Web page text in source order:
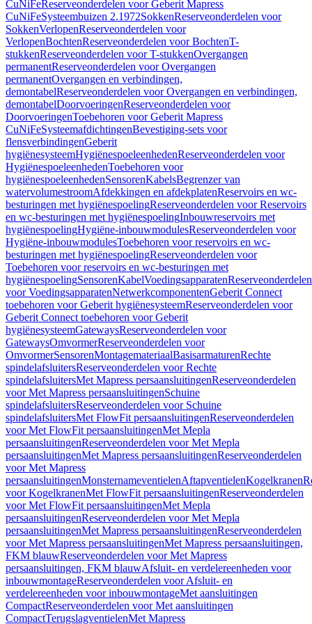
CuNiFeReserveonderdelen voor Geberit Mapress
CuNiFeSysteembuizen 2.1972SokkenReserveonderdelen voor
SokkenVerlopenReserveonderdelen voor
VerlopenBochtenReserveonderdelen voor BochtenT-
stukkenReserveonderdelen voor T-stukkenOvergangen
permanentReserveonderdelen voor Overgangen
permanentOvergangen en verbindingen,
demontabelReserveonderdelen voor Overgangen en verbindingen,
demontabelDoorvoeringenReserveonderdelen voor
DoorvoeringenToebehoren voor Geberit Mapress
CuNiFeSysteemafdichtingenBevestiging-sets voor
flensverbindingenGeberit
hygiënesysteemHygiënespoeleenhedenReserveonderdelen voor
HygiënespoeleenhedenToebehoren voor
hygiënespoeleenhedenSensorenKabelsBegrenzer van
watervolumestroomAfdekkingen en afdekplatenReservoirs en wc-
besturingen met hygiënespoelingReserveonderdelen voor Reservoirs
en wc-besturingen met hygiënespoelingInbouwreservoirs met
hygiënespoelingHygiëne-inbouwmodulesReserveonderdelen voor
Hygiëne-inbouwmodulesToebehoren voor reservoirs en wc-
besturingen met hygiënespoelingReserveonderdelen voor
Toebehoren voor reservoirs en wc-besturingen met
hygiënespoelingSensorenKabelVoedingsapparatenReserveonderdelen
voor VoedingsapparatenNetwerkcomponentenGeberit Connect
toebehoren voor Geberit hygiënesysteemReserveonderdelen voor
Geberit Connect toebehoren voor Geberit
hygiënesysteemGatewaysReserveonderdelen voor
GatewaysOmvormerReserveonderdelen voor
OmvormerSensorenMontagemateriaalBasisarmaturenRechte
spindelafsluitersReserveonderdelen voor Rechte
spindelafsluitersMet Mapress persaansluitingenReserveonderdelen
voor Met Mapress persaansluitingenSchuine
spindelafsluitersReserveonderdelen voor Schuine
spindelafsluitersMet FlowFit persaansluitingenReserveonderdelen
voor Met FlowFit persaansluitingenMet Mepla
persaansluitingenReserveonderdelen voor Met Mepla
persaansluitingenMet Mapress persaansluitingenReserveonderdelen
voor Met Mapress
persaansluitingenMonsternameventielenAftapventielenKogelkranen
voor KogelkranenMet FlowFit persaansluitingenReserveonderdelen
voor Met FlowFit persaansluitingenMet Mepla
persaansluitingenReserveonderdelen voor Met Mepla
persaansluitingenMet Mapress persaansluitingenReserveonderdelen
voor Met Mapress persaansluitingenMet Mapress persaansluitingen,
FKM blauwReserveonderdelen voor Met Mapress
persaansluitingen, FKM blauwAfsluit- en verdelereenheden voor
inbouwmontageReserveonderdelen voor Afsluit- en
verdelereenheden voor inbouwmontageMet aansluitingen
CompactReserveonderdelen voor Met aansluitingen
CompactTerugslagventielenMet Mapress